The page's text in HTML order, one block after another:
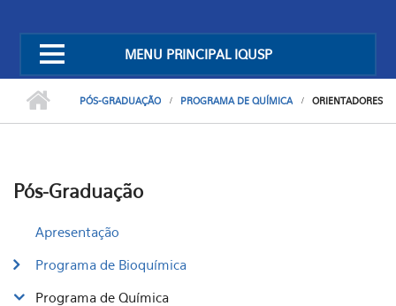
MENU PRINCIPAL IQUSP
PÓS-GRADUAÇÃO PROGRAMA DE QUÍMICA ORIENTADORES
Pós-Graduação
Apresentação
Programa de Bioquímica
Programa de Química